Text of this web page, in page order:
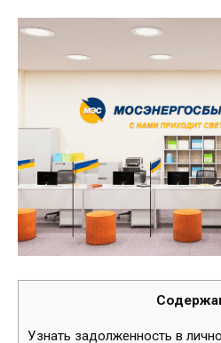
Узнать задолженность в